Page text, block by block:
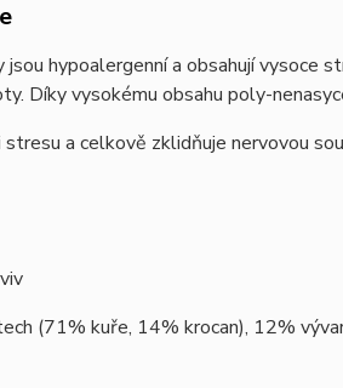
jsou hypoalergenní a obsahují
Díky vysokému obsahu poly-
a celkově zklidňuje nervovou
(71% kuře, 14% krocan), 12%